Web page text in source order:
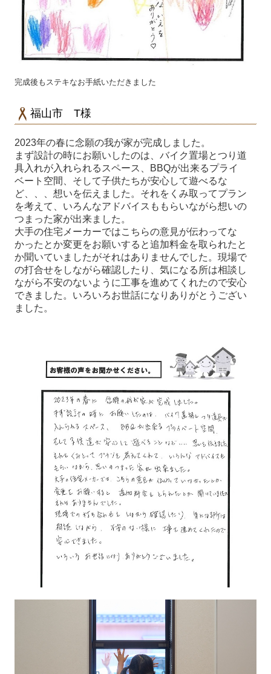
完成後もステキなお手紙いただきました
福山市 T様
2023年の春に念願の我が家が完成しました。
まず設計の時にお願いしたのは、バイク置場とつり道
具入れが入れられるスペース、BBQが出来るプライ
ベート空間、そして子供たちが安心して遊べるな
ど、、、想いを伝えました。それをくみ取ってプラン
を考えて、いろんなアドバイスももらいながら想いの
つまった家が出来ました。
大手の住宅メーカーではこちらの意見が伝わってな
かったとか変更をお願いすると追加料金を取られたと
か聞いていましたがそれはありませんでした。現場で
の打合せをしながら確認したり、気になる所は相談し
ながら不安のないように工事を進めてくれたので安心
できました。いろいろお世話になりありがとうござい
ました。